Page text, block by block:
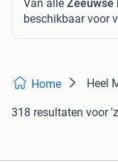
Van alle Zeeuwse
beschikbaar voor
Home Heel
318 resultaten voor